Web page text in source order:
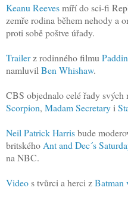
Keanu Reevesmíří do sci-fi
zemře rodina během nehody a
proti sobě poštve úřady.
Trailerz rodinného filmu
namluvil Ben Whishaw.
CBS objednalo celé řady svých
Scorpion, Madam Secretaryi
Neil Patrick Harrisbude
britského Ant and Dec´s
na NBC.
Videos tvůrci a herci zBatman